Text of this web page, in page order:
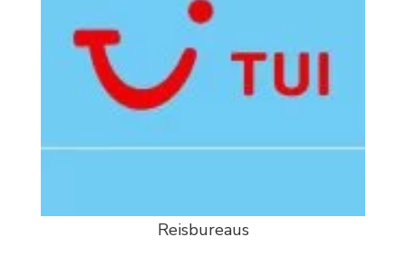
Reisbureaus